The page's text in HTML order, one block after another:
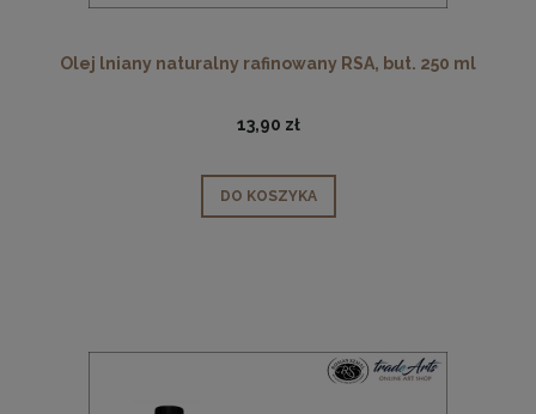
Olej lniany naturalny rafinowany RSA, but. 250 ml
13,90 zł
DO KOSZYKA